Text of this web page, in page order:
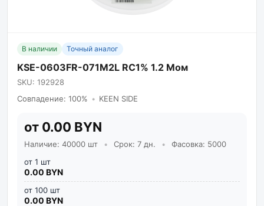
В наличии Точный аналог
KSE-0603FR-071M2L RC1% 1.2 Мом
SKU: 192928
Совпадение: 100% • KEEN SIDE
от 0.00 BYN
Наличие: 40000 шт • Срок: 7 дн. •
Фасовка: 5000
от 1 шт
0.00 BYN
от 100 шт
0.00 BYN